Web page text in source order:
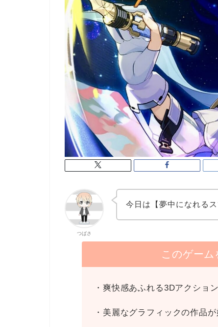
つばさ
今日は【夢中になれる
このゲーム
・爽快感あふれる3Dアクショ
・美麗なグラフィックの作品が